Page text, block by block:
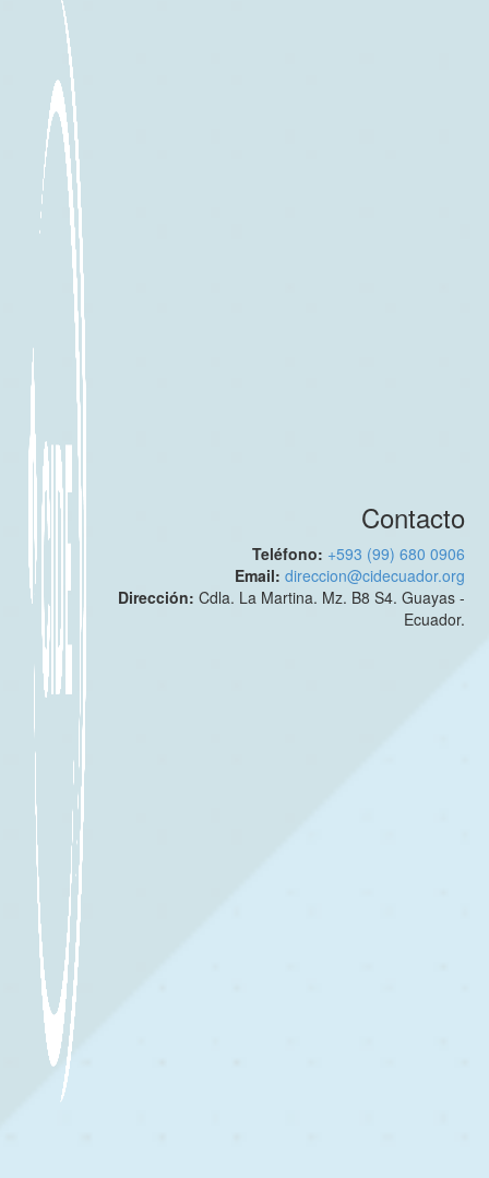
Contacto
Teléfono: +593 (99) 680 0906
Email:direccion@cidecuador.org
Dirección:Cdla. La Martina. Mz. B8 S4. Guayas -
Ecuador.